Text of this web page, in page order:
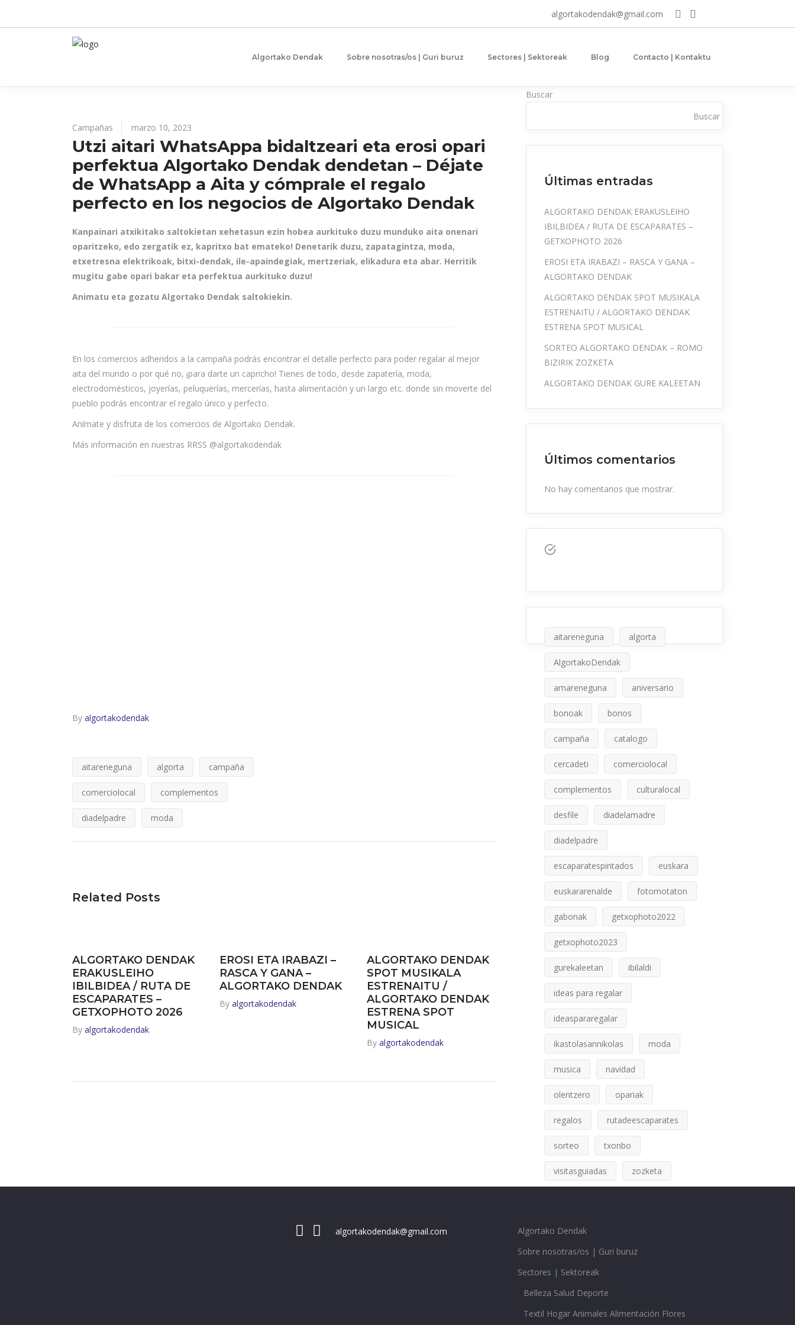
algortakodendak@gmail.com
Algortako Dendak Sobre nosotras/os | Guri buruz Sectores | Sektoreak Blog Contacto | Kontaktu
Campañas marzo 10, 2023
Utzi aitari WhatsAppa bidaltzeari eta erosi opari
perfektua Algortako Dendak dendetan – Déjate
de WhatsApp a Aita y cómprale el regalo
perfecto en los negocios de Algortako Dendak
Kanpainari atxikitako saltokietan xehetasun ezin hobea aurkituko duzu munduko aita onenari
oparitzeko, edo zergatik ez, kapritxo bat emateko! Denetarik duzu, zapatagintza, moda,
etxetresna elektrikoak, bitxi-dendak, ile-apaindegiak, mertzeriak, elikadura eta abar. Herritik
mugitu gabe opari bakar eta perfektua aurkituko duzu!
Animatu eta gozatu Algortako Dendak saltokiekin.
En los comercios adheridos a la campaña podrás encontrar el detalle perfecto para poder regalar al mejor
aita del mundo o por qué no, ¡para darte un capricho! Tienes de todo, desde zapatería, moda,
electrodomésticos, joyerías, peluquerías, mercerías, hasta alimentación y un largo etc. donde sin moverte del
pueblo podrás encontrar el regalo único y perfecto.
Anímate y disfruta de los comercios de Algortako Dendak.
Más información en nuestras RRSS @algortakodendak
By algortakodendak
aitareneguna algorta campaña
comerciolocal complementos
diadelpadre moda
Related Posts
ALGORTAKO DENDAK
ERAKUSLEIHO
IBILBIDEA / RUTA DE
ESCAPARATES –
GETXOPHOTO 2026
By algortakodendak
EROSI ETA IRABAZI –
RASCA Y GANA –
ALGORTAKO DENDAK
By algortakodendak
ALGORTAKO DENDAK
SPOT MUSIKALA
ESTRENAITU /
ALGORTAKO DENDAK
ESTRENA SPOT
MUSICAL
By algortakodendak
Buscar
Buscar
Últimas entradas
ALGORTAKO DENDAK ERAKUSLEIHO
IBILBIDEA / RUTA DE ESCAPARATES –
GETXOPHOTO 2026
EROSI ETA IRABAZI – RASCA Y GANA –
ALGORTAKO DENDAK
ALGORTAKO DENDAK SPOT MUSIKALA
ESTRENAITU / ALGORTAKO DENDAK
ESTRENA SPOT MUSICAL
SORTEO ALGORTAKO DENDAK – ROMO
BIZIRIK ZOZKETA
ALGORTAKO DENDAK GURE KALEETAN
Últimos comentarios
No hay comentarios que mostrar.
aitareneguna algorta
AlgortakoDendak
amareneguna aniversario
bonoak bonos
campaña catalogo
cercadeti comerciolocal
complementos culturalocal
desfile diadelamadre
diadelpadre
escaparatespintados euskara
euskararenalde fotomotaton
gabonak getxophoto2022
getxophoto2023
gurekaleetan ibilaldi
ideas para regalar
ideaspararegalar
ikastolasannikolas moda
musica navidad
olentzero opariak
regalos rutadeescaparates
sorteo txonbo
visitasguiadas zozketa
algortakodendak@gmail.com
Algortako Dendak
Sobre nosotras/os | Guri buruz
Sectores | Sektoreak
Belleza Salud Deporte
Textil Hogar Animales Alimentación Flores